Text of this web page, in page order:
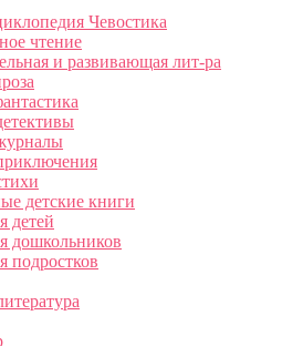
Чевостика
чтение
и развивающая лит-ра
детские книги
детей
дошкольников
подростков